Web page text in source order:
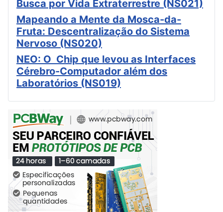
Busca por Vida Extraterrestre (NS021)
Mapeando a Mente da Mosca-da-
Fruta: Descentralização do Sistema
Nervoso (NS020)
NEO: O Chip que levou as Interfaces
Cérebro-Computador além dos
Laboratórios (NS019)